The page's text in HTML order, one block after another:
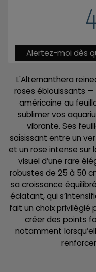
Alertez-moi dès
L'Alternanthera
roses éblouissants
américaine au
sublimer vos
vibrante. Ses
saisissant entre un
et un rose intense sur
visuel d’une rare
robustes de 25 à 50
sa croissance
éclatant, qui
fait un choix privilégié
créer des points
notamment